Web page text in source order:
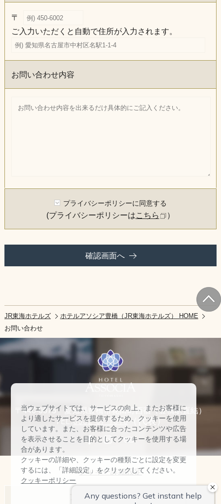
〒
ご入力いただくと自動で住所が入力されます。
お問い合わせ内容
プライバシーポリシーに同意する
(プライバシーポリシーはこちら ）
確認画面へ
JR東海ホテルズ
ホテルアソシア豊橋（JR東海ホテルズ） HOME
お問い合わせ
〒440-0075 愛知県豊橋市花田町西宿（豊橋駅直結）
TEL:0532-57-1010（代表）
クッキー詳細設定
アソシアホテル一覧
当ウェブサイトでは、サービスの向上、またお客様に
より適したサービスを提供するため、クッキーを使用
しています。また、お客様に合ったコンテンツや広告
を表示させることを目的としてクッキーを使用する場
合があります。
クッキーの詳細や、クッキーの種類ごとに設定を変更
するには、「詳細設定」をクリックしてください。
クッキーポリシー
すべて許可